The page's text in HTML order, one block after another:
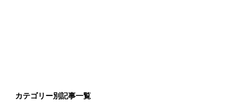
カテゴリー別記事一覧